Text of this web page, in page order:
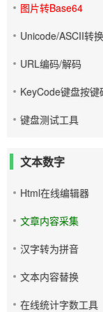
图片转Base64
Unicode/ASCII转换
URL编码/解码
KeyCode键盘按键
键盘测试工具
文本数字
Html在线编辑器
文章内容采集
汉字转为拼音
文本内容替换
在线统计字数工具